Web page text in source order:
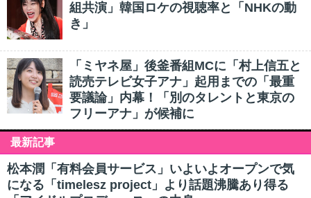
組共演」韓国ロケの視聴率と「NHKの動
き」
「ミヤネ屋」後釜番組MCに「村上信五と
読売テレビ女子アナ」起用までの「最重
要議論」内幕！「別のタレントと東京の
フリーアナ」が候補に
最新記事
松本潤「有料会員サービス」いよいよオープンで気
になる「timelesz project」より話題沸騰あり得る